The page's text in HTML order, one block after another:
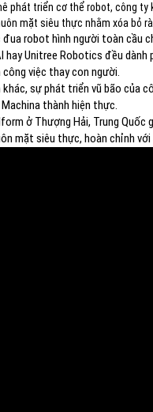
phát triển cơ thể robot, công
mặt siêu thực nhằm xóa bỏ
đua robot hình người toàn cầu
hay Unitree Robotics đều
việc thay con người.
khác, sự phát triển vũ bão của
thành hiện thực.
ở Thượng Hải, Trung Quốc
mặt siêu thực, hoàn chỉnh